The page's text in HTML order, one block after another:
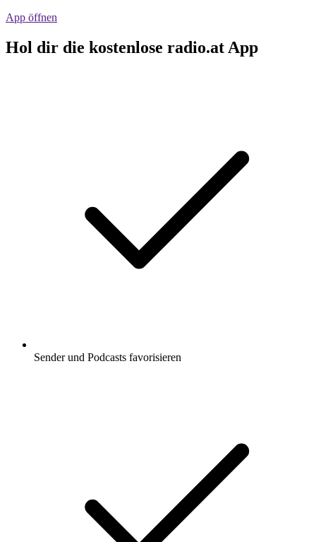
App öffnen
Hol dir die kostenlose radio.at App
Sender und Podcasts favorisieren